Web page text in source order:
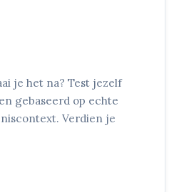
je het na? Test jezelf
gebaseerd op echte
Verdien je